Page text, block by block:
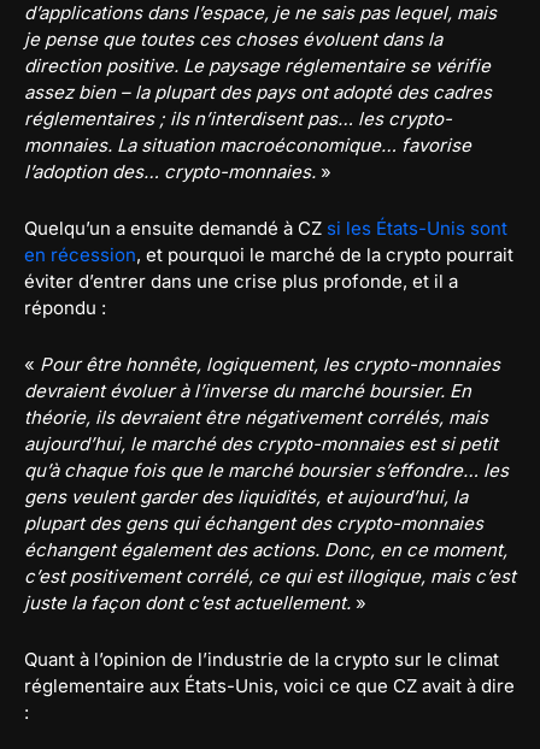
d’applications dans l’espace, je ne sais pas lequel, mais
je pense que toutes ces choses évoluent dans la
direction positive. Le paysage réglementaire se vérifie
assez bien – la plupart des pays ont adopté des cadres
réglementaires ; ils n’interdisent pas… les crypto-
monnaies. La situation macroéconomique… favorise
l’adoption des… crypto-monnaies. »
Quelqu’un a ensuite demandé à CZ si les États-Unis sont
en récession, et pourquoi le marché de la crypto pourrait
éviter d’entrer dans une crise plus profonde, et il a
répondu :
« Pour être honnête, logiquement, les crypto-monnaies
devraient évoluer à l’inverse du marché boursier. En
théorie, ils devraient être négativement corrélés, mais
aujourd’hui, le marché des crypto-monnaies est si petit
qu’à chaque fois que le marché boursier s’effondre… les
gens veulent garder des liquidités, et aujourd’hui, la
plupart des gens qui échangent des crypto-monnaies
échangent également des actions. Donc, en ce moment,
c’est positivement corrélé, ce qui est illogique, mais c’est
juste la façon dont c’est actuellement. »
Quant à l’opinion de l’industrie de la crypto sur le climat
réglementaire aux États-Unis, voici ce que CZ avait à dire
: